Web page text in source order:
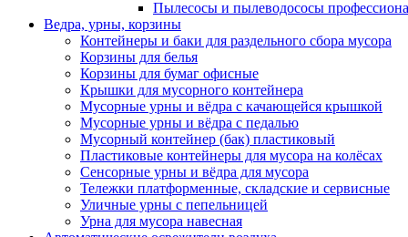
Пылесосы и пылеводососы
Ведра, урны, корзины
Контейнеры и баки для раздельного сбора мусора
Корзины для белья
Корзины для бумаг офисные
Крышки для мусорного контейнера
Мусорные урны и вёдра с качающейся крышкой
Мусорные урны и вёдра с педалью
Мусорный контейнер (бак) пластиковый
Пластиковые контейнеры для мусора на колёсах
Сенсорные урны и вёдра для мусора
Тележки платформенные, складские и сервисные
Уличные урны с пепельницей
Урна для мусора навесная